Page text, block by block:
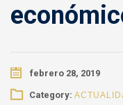
febrero 28, 2019
Category: